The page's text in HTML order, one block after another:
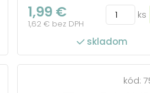
1,99 €
1,62 € bez DPH
ks
skladom
kód: